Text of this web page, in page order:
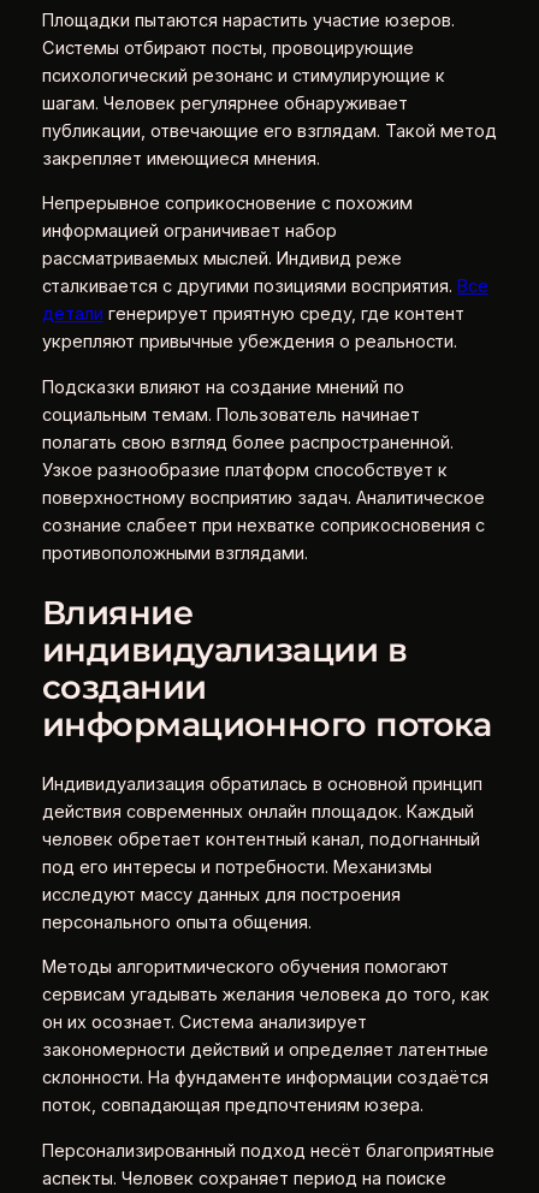
Площадки пытаются нарастить участие юзеров.
Системы отбирают посты, провоцирующие
психологический резонанс и стимулирующие к
шагам. Человек регулярнее обнаруживает
публикации, отвечающие его взглядам. Такой метод
закрепляет имеющиеся мнения.
Непрерывное соприкосновение с похожим
информацией ограничивает набор
рассматриваемых мыслей. Индивид реже
сталкивается с другими позициями восприятия. Все
детали генерирует приятную среду, где контент
укрепляют привычные убеждения о реальности.
Подсказки влияют на создание мнений по
социальным темам. Пользователь начинает
полагать свою взгляд более распространенной.
Узкое разнообразие платформ способствует к
поверхностному восприятию задач. Аналитическое
сознание слабеет при нехватке соприкосновения с
противоположными взглядами.
Влияние
индивидуализации в
создании
информационного потока
Индивидуализация обратилась в основной принцип
действия современных онлайн площадок. Каждый
человек обретает контентный канал, подогнанный
под его интересы и потребности. Механизмы
исследуют массу данных для построения
персонального опыта общения.
Методы алгоритмического обучения помогают
сервисам угадывать желания человека до того, как
он их осознает. Система анализирует
закономерности действий и определяет латентные
склонности. На фундаменте информации создаётся
поток, совпадающая предпочтениям юзера.
Персонализированный подход несёт благоприятные
аспекты. Человек сохраняет период на поиске